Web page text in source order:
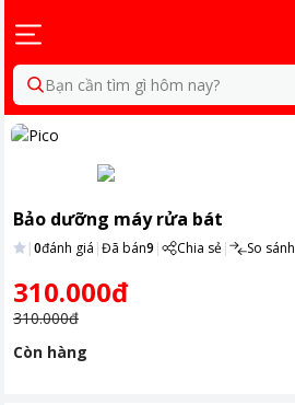
Bạn cần tìm gì hôm nay?
Bảo dưỡng máy rửa bát
|0đánh giá |Đã bán9 | Chia sẻ| So sánh
310.000đ
310.000đ
Còn hàng